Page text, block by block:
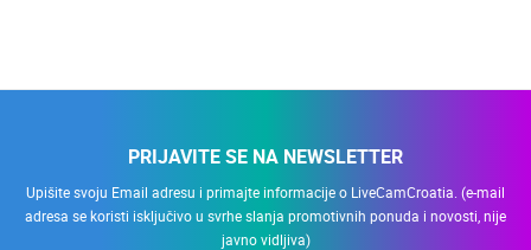
PRIJAVITE SE NA NEWSLETTER
Upišite svoju Email adresu i primajte informacije o LiveCamCroatia. (e-mail
adresa se koristi isključivo u svrhe slanja promotivnih ponuda i novosti, nije
javno vidljiva)